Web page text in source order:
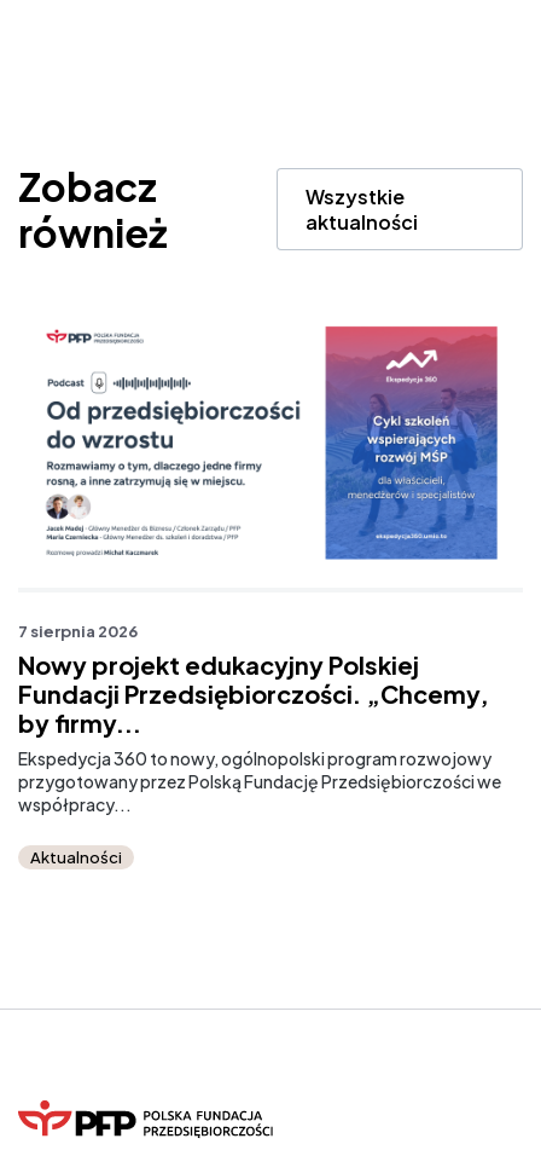
Zobacz
również
Wszystkie
aktualności
7 sierpnia 2026
Nowy projekt edukacyjny Polskiej
Fundacji Przedsiębiorczości. „Chcemy,
by firmy...
Ekspedycja 360 to nowy, ogólnopolski program rozwojowy
przygotowany przez Polską Fundację Przedsiębiorczości we
współpracy...
Aktualności